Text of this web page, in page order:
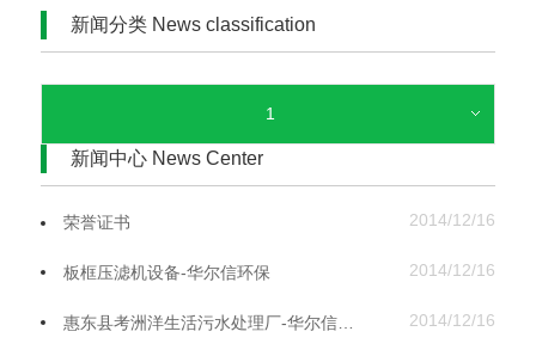
新闻分类 News classification
1
新闻中心 News Center
荣誉证书 2014/12/16
板框压滤机设备-华尔信环保 2014/12/16
惠东县考洲洋生活污水处理厂-华尔信环保 2014/12/16